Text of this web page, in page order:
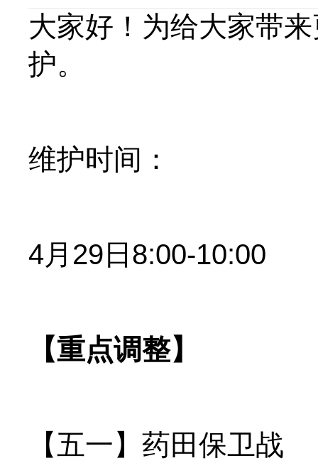
大家好！为给大家带
护。
维护时间：
4月29日8:00-10:00
【重点调整】
【五一】药田保卫战